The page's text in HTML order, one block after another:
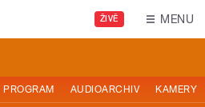
ŽIVĚ MENU
PROGRAM AUDIOARCHIV KAMERY